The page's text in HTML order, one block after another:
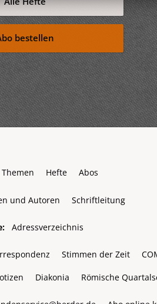
bestellen
Themen Hefte Abos
und Autoren Schriftleitung
Adressverzeichnis
Stimmen der Zeit
Diakonia Römische